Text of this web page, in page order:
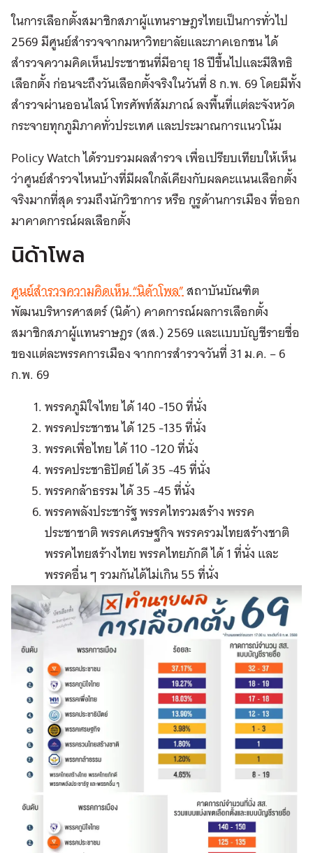
ในการเลือกตั้งสมาชิกสภาผู้แทนราษฎรไทยเป็นการทั่วไป
2569 มีศูนย์สำรวจจากมหาวิทยาลัยและภาคเอกชน ได้
สำรวจความคิดเห็นประชาชนที่มีอายุ 18 ปีขึ้นไปและมีสิทธิ
เลือกตั้ง ก่อนจะถึงวันเลือกตั้งจริงในวันที่ 8 ก.พ. 69 โดยมีทั้ง
สำรวจผ่านออนไลน์ โทรศัพท์สัมภาณ์ ลงพื้นที่แต่ละจังหวัด
กระจายทุกภูมิภาคทั่วประเทศ และประมาณการแนวโน้ม
Policy Watch ได้รวบรวมผลสำรวจ เพื่อเปรียบเทียบให้เห็น
ว่าศูนย์สำรวจไหนบ้างที่มีผลใกล้เคียงกับผลคะแนนเลือกตั้ง
จริงมากที่สุด รวมถึงนักวิชาการ หรือ กูรูด้านการเมือง ที่ออก
มาคาดการณ์ผลเลือกตั้ง
นิด้าโพล
ศูนย์สำรวจความคิดเห็น “นิด้าโพล”สถาบันบัณฑิต
พัฒนบริหารศาสตร์ (นิด้า) คาดการณ์ผลการเลือกตั้ง
สมาชิกสภาผู้แทนราษฎร (สส.) 2569 และแบบบัญชีรายชื่อ
ของแต่ละพรรคการเมือง จากการสำรวจวันที่ 31 ม.ค. – 6
ก.พ. 69
พรรคภูมิใจไทย ได้ 140 -150 ที่นั่ง
พรรคประชาชน ได้ 125 -135 ที่นั่ง
พรรคเพื่อไทย ได้ 110 -120 ที่นั่ง
พรรคประชาธิปัตย์ ได้ 35 -45 ที่นั่ง
พรรคกล้าธรรม ได้ 35 -45 ที่นั่ง
พรรคพลังประชารัฐ พรรคไทรวมสร้าง พรรค
ประชาชาติ พรรคเศรษฐกิจ พรรครวมไทยสร้างชาติ
พรรคไทยสร้างไทย พรรคไทยภักดี ได้ 1 ที่นั่ง และ
พรรคอื่น ๆ รวมกันได้ไม่เกิน 55 ที่นั่ง